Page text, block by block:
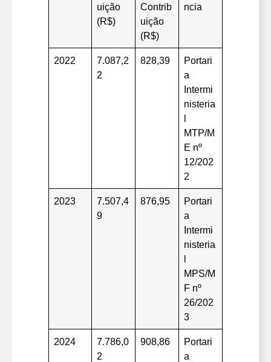
uição
(R$)
Contrib
uição
(R$)
ncia
2022
7.087,2
2
828,39
Portari
a
Intermi
nisteria
l
MTP/M
E nº
12/202
2
2023
7.507,4
9
876,95
Portari
a
Intermi
nisteria
l
MPS/M
F nº
26/202
3
2024
7.786,0
2
908,86
Portari
a